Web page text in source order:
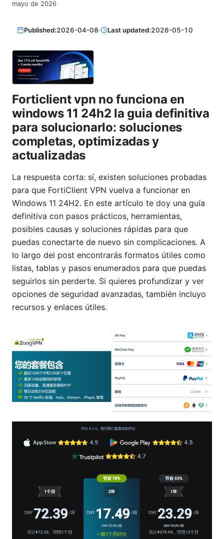
mayo de 2026
Published:2026-04-08· Last updated:2026-05-10
Forticlient vpn no funciona en
windows 11 24h2 la guia definitiva
para solucionarlo: soluciones
completas, optimizadas y
actualizadas
La respuesta corta: sí, existen soluciones probadas
para que FortiClient VPN vuelva a funcionar en
Windows 11 24H2. En este artículo te doy una guía
definitiva con pasos prácticos, herramientas,
posibles causas y soluciones rápidas para que
puedas conectarte de nuevo sin complicaciones. A
lo largo del post encontrarás formatos útiles como
listas, tablas y pasos enumerados para que puedas
seguirlos sin perderte. Si quieres profundizar y ver
opciones de seguridad avanzadas, también incluyo
recursos y enlaces útiles.